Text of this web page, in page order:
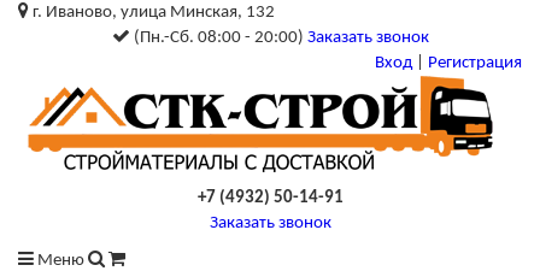
г. Иваново, улица Минская, 132
(Пн.-Сб. 08:00 - 20:00) Заказать звонок
Вход
Регистрация
+7 (4932) 50-14-91
Заказать звонок
Меню